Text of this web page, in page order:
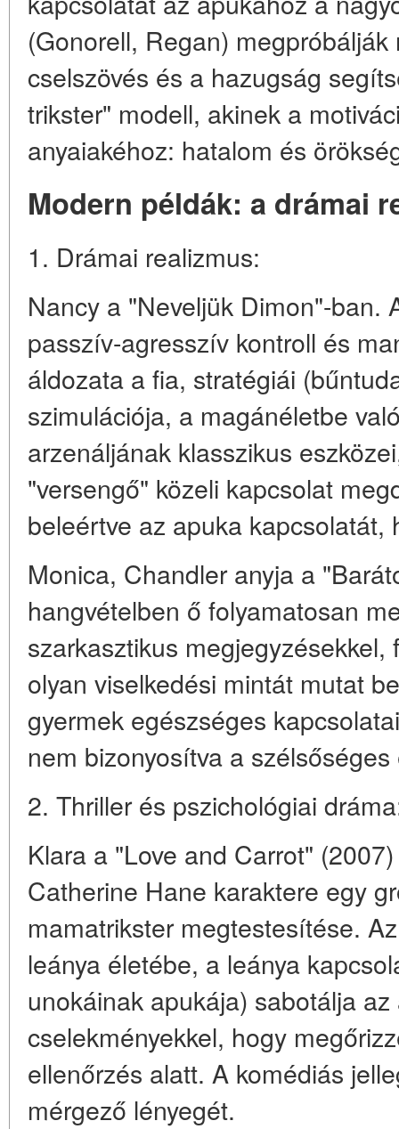
(Gonorell, Regan)
cselszövés és a hazugság
trikster" modell, akinek a
anyaiakéhoz: hatalom és
Modern példák: a drámai
1. Drámai realizmus:
Nancy a "Neveljük Dimon"-
passzív-agresszív kontroll és
áldozata a fia, stratégiái
szimulációja, a magánéletbe
arzenáljának klasszikus
"versengő" közeli kapcsolat
beleértve az apuka kapcsolatát,
Monica, Chandler anyja a
hangvételben ő folyamatosan
szarkasztikus
olyan viselkedési mintát mutat
gyermek egészséges
nem bizonyosítva a
2. Thriller és pszichológiai
Klara a "Love and Carrot"
Catherine Hane karaktere egy
mamatrikster megtestesítése.
leánya életébe, a leánya
unokáinak apukája) sabotálja
cselekményekkel, hogy
ellenőrzés alatt. A komédiás
mérgező lényegét.